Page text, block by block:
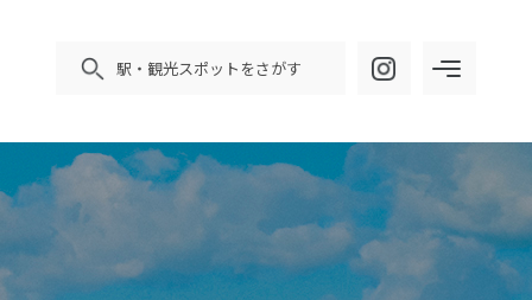
駅・観光スポットをさがす